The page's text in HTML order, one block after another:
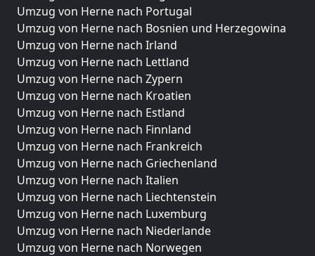
Umzug von Herne nach Portugal
Umzug von Herne nach Bosnien und Herzegowina
Umzug von Herne nach Irland
Umzug von Herne nach Lettland
Umzug von Herne nach Zypern
Umzug von Herne nach Kroatien
Umzug von Herne nach Estland
Umzug von Herne nach Finnland
Umzug von Herne nach Frankreich
Umzug von Herne nach Griechenland
Umzug von Herne nach Italien
Umzug von Herne nach Liechtenstein
Umzug von Herne nach Luxemburg
Umzug von Herne nach Niederlande
Umzug von Herne nach Norwegen